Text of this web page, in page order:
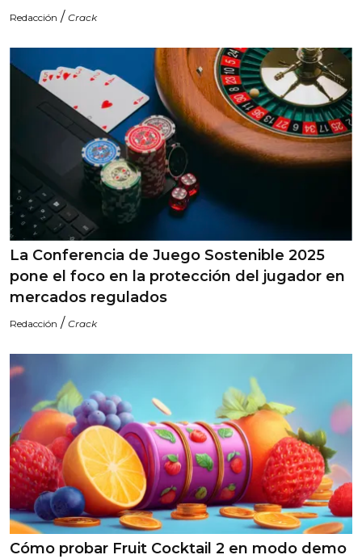
Redacción / Crack
La Conferencia de Juego Sostenible 2025
pone el foco en la protección del jugador en
mercados regulados
Redacción / Crack
Cómo probar Fruit Cocktail 2 en modo demo